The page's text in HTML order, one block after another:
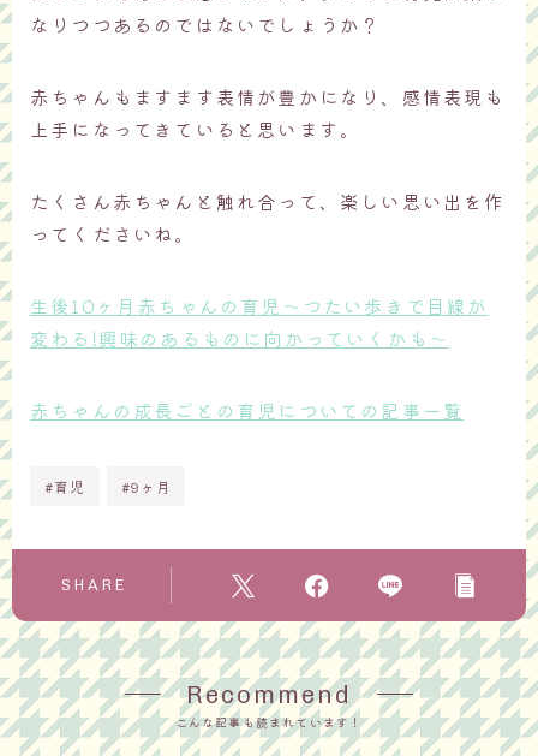
なりつつあるのではないでしょうか？
赤ちゃんもますます表情が豊かになり、感情表現も
上手になってきていると思います。
たくさん赤ちゃんと触れ合って、楽しい思い出を作
ってくださいね。
生後10ヶ月赤ちゃんの育児～つたい歩きで目線が
変わる!興味のあるものに向かっていくかも～
赤ちゃんの成長ごとの育児についての記事一覧
#育児 #9ヶ月
SHARE
Recommend
こんな記事も読まれています！